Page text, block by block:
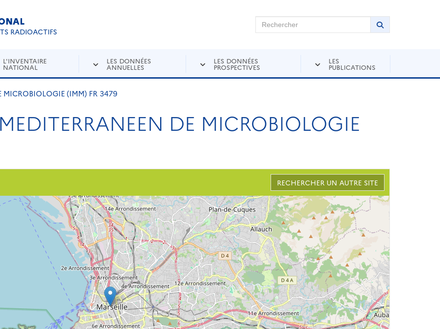
RADIOACTIFS
Rechercher sur Andra Inventaire Rechercher
Lancer la
L'INVENTAIRE
NATIONAL
LES DONNÉES
ANNUELLES
LES DONNÉES
PROSPECTIVES
LES
PUBLICATIONS
MICROBIOLOGIE (IMM) FR 3479
DE MICROBIOLOGIE
RECHERCHER UN AUTRE SITE